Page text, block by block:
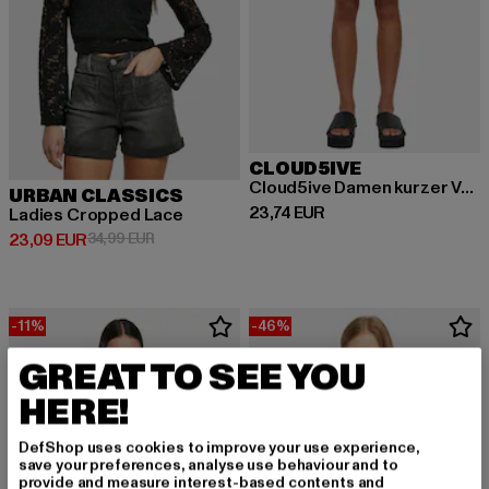
URBAN CLASSICS
Ladies Cropped Lace
23,09 EUR
Derzeitiger Preis: 23,09 EUR
34,99 EURAktionspreis: 34,99 EUR
CLOUD5IVE
Cloud5ive Damen kurzer Volantrock mit breiten Bund Blumen Print
23,74 EUR
Derzeitiger Preis: 23,74 EUR
-11% -46%
GREAT TO SEE YOU
HERE!
DefShop uses cookies to improve your use experience,
save your preferences, analyse use behaviour and to
provide and measure interest-based contents and